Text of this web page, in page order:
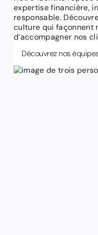
expertise financière,
responsable.
culture qui façonnent
d’accompagner nos
Découvrez nos